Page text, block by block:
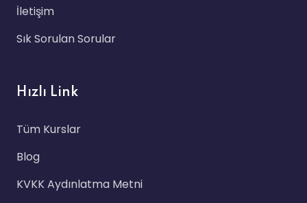
İletişim
Sık Sorulan Sorular
Hızlı Link
Tüm Kurslar
Blog
KVKK Aydınlatma Metni